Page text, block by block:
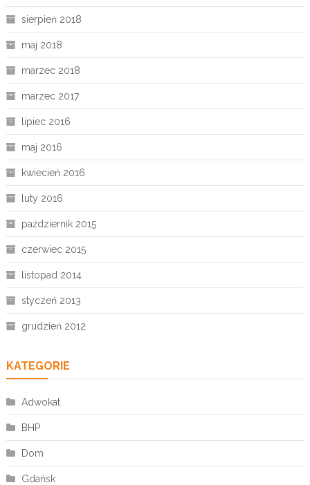
sierpień 2018
maj 2018
marzec 2018
marzec 2017
lipiec 2016
maj 2016
kwiecień 2016
luty 2016
październik 2015
czerwiec 2015
listopad 2014
styczeń 2013
grudzień 2012
KATEGORIE
Adwokat
BHP
Dom
Gdańsk